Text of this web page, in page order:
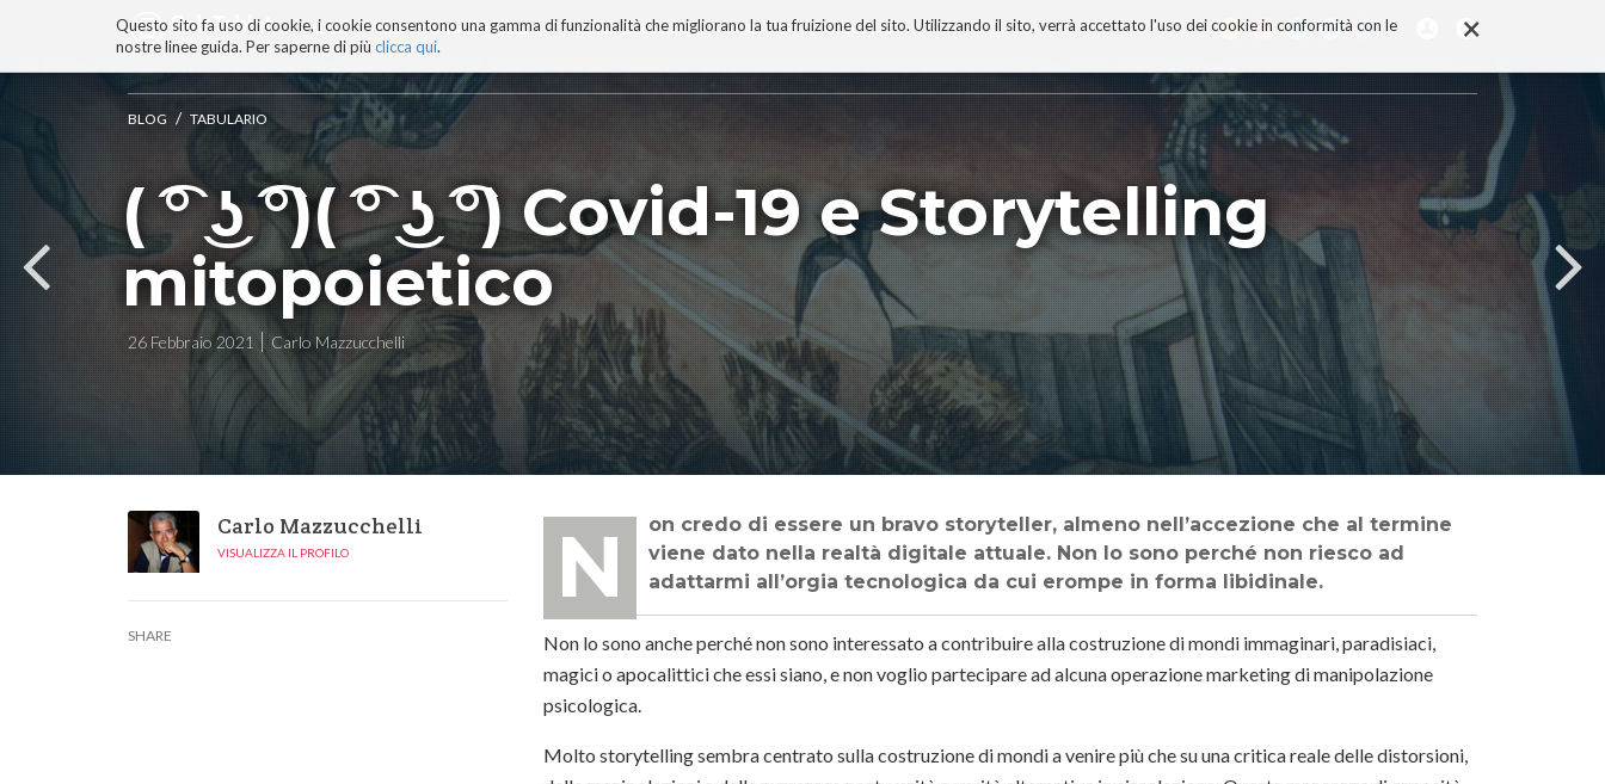
×
Questo sito fa uso di cookie, i cookie consentono una gamma di funzionalità che migliorano la tua fruizione del sito. Utilizzando il sito, verrà accettato l'uso dei cookie in conformità con le
nostre linee guida. Per saperne di più clicca qui.
BLOG TECNOCONSAPEVOLEZZA TECNOBIBLIOGRAFIA I MIEI LIBRI PROGETTO
ai
contenuti.
alla
navigazione
BLOG / TABULARIO
( ͡° ͜ʖ ͡°)( ͡° ͜ʖ ͡°) Covid-19 e Storytelling
mitopoietico
26 Febbraio 2021 Carlo Mazzucchelli
Carlo Mazzucchelli
VISUALIZZA IL PROFILO
SHARE
Non credo di essere un bravo storyteller, almeno nell’accezione che al termine
viene dato nella realtà digitale attuale. Non lo sono perché non riesco ad
adattarmi all’orgia tecnologica da cui erompe in forma libidinale.
Non lo sono anche perché non sono interessato a contribuire alla costruzione di mondi immaginari, paradisiaci,
magici o apocalittici che essi siano, e non voglio partecipare ad alcuna operazione marketing di manipolazione
psicologica.
Molto storytelling sembra centrato sulla costruzione di mondi a venire più che su una critica reale delle distorsioni,